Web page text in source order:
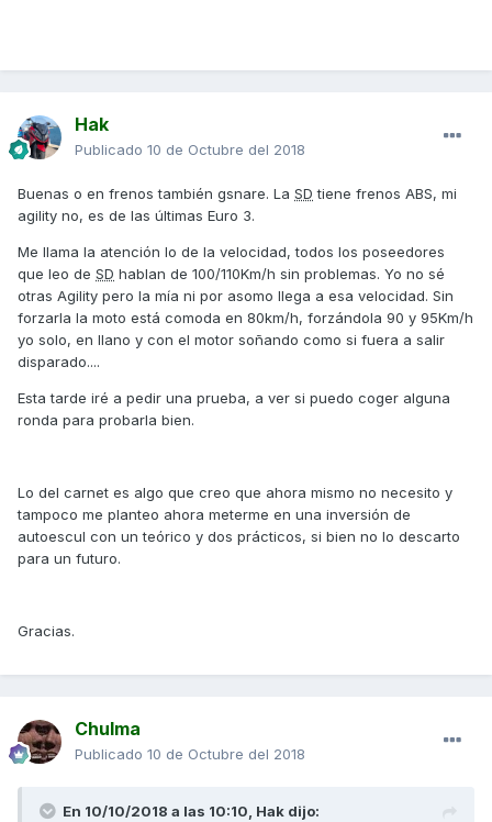
Hak
Publicado 10 de Octubre del 2018
Buenas o en frenos también gsnare. La SD tiene frenos ABS, mi
agility no, es de las últimas Euro 3.
Me llama la atención lo de la velocidad, todos los poseedores
que leo de SD hablan de 100/110Km/h sin problemas. Yo no sé
otras Agility pero la mía ni por asomo llega a esa velocidad. Sin
forzarla la moto está comoda en 80km/h, forzándola 90 y 95Km/h
yo solo, en llano y con el motor soñando como si fuera a salir
disparado....
Esta tarde iré a pedir una prueba, a ver si puedo coger alguna
ronda para probarla bien.
Lo del carnet es algo que creo que ahora mismo no necesito y
tampoco me planteo ahora meterme en una inversión de
autoescul con un teórico y dos prácticos, si bien no lo descarto
para un futuro.
Gracias.
Chulma
Publicado 10 de Octubre del 2018
En 10/10/2018 a las 10:10, Hak dijo: